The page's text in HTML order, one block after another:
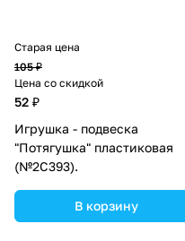
Старая цена
105 ₽
Цена со скидкой
52 ₽
Игрушка - подвеска
"Потягушка" пластиковая
(№2С393).
В корзину